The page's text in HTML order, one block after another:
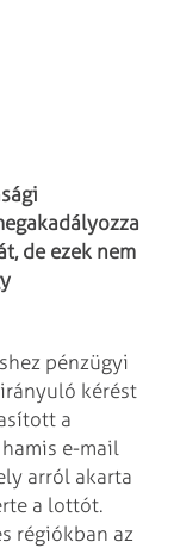
de ezek nem
pénzügyi
kérést
a
e-mail
arról akarta
a lottót.
régiókban az